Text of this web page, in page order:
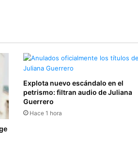
Explota nuevo escándalo en el
petrismo: filtran audio de Juliana
Guerrero
Hace 1 hora